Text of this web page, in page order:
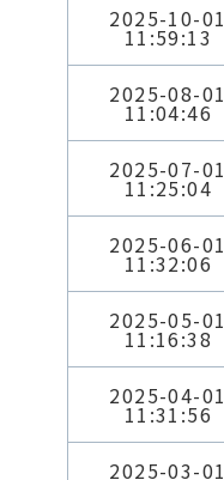
2025-10-01
11:59:13
2025-08-01
11:04:46
2025-07-01
11:25:04
2025-06-01
11:32:06
2025-05-01
11:16:38
2025-04-01
11:31:56
2025-03-01